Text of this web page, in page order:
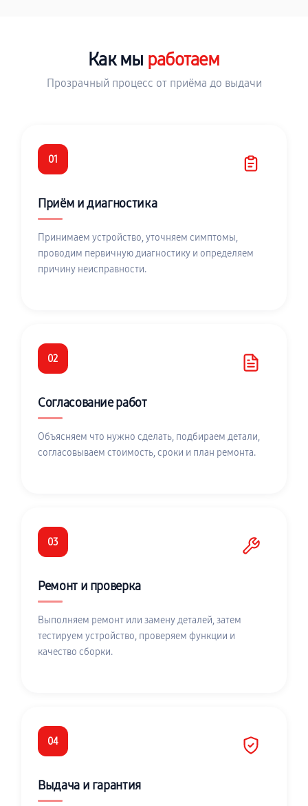
Как мы работаем
Прозрачный процесс от приёма до выдачи
01
Приём и диагностика
Принимаем устройство, уточняем симптомы,
проводим первичную диагностику и определяем
причину неисправности.
02
Согласование работ
Объясняем что нужно сделать, подбираем детали,
согласовываем стоимость, сроки и план ремонта.
03
Ремонт и проверка
Выполняем ремонт или замену деталей, затем
тестируем устройство, проверяем функции и
качество сборки.
04
Выдача и гарантия